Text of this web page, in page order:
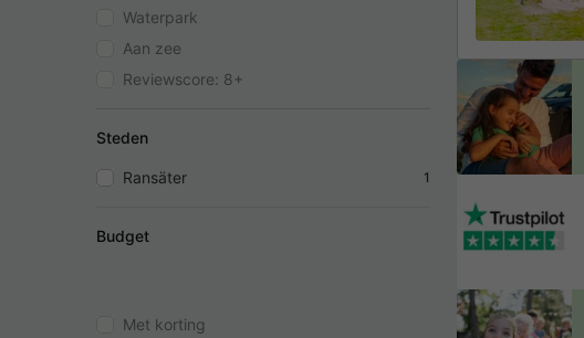
Waterpark
Aan zee
Reviewscore: 8+
Steden
Ransäter 1
Budget
Met korting